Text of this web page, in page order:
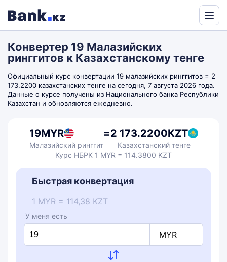
Конвертер 19 Малазийских
ринггитов к Казахстанскому тенге
Официальный курс конвертации 19 малазийских ринггитов = 2
173.2200 казахстанских тенге на сегодня, 7 августа 2026 года.
Данные о курсе получены из Национального банка Республики
Казахстан и обновляются ежедневно.
19MYR
Малазийский ринггит
=2 173.2200KZT
Казахстанский тенге
Курс НБРК 1 MYR = 114.3800 KZT
Быстрая конвертация
1 MYR = 114,38 KZT
У меня есть
MYR